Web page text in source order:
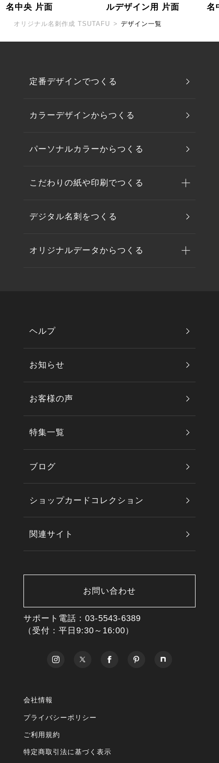
名中央 片面
ルデザイン用 片面
名
オリジナル名刺作成 TSUTAFU > デザイン一覧
定番デザインでつくる
カラーデザインからつくる
パーソナルカラーからつくる
こだわりの紙や印刷でつくる
デジタル名刺をつくる
オリジナルデータからつくる
ヘルプ
お知らせ
お客様の声
特集一覧
ブログ
ショップカードコレクション
関連サイト
お問い合わせ
サポート電話 : 03-5543-6389
（受付：平日9:30～16:00）
会社情報
プライバシーポリシー
ご利用規約
特定商取引法に基づく表示